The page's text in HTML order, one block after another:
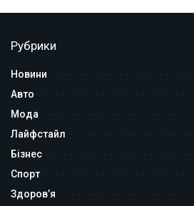
Рубрики
Новини
Авто
Мода
Лайфстайл
Бізнес
Спорт
Здоров’я